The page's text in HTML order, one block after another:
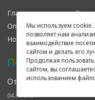
Мы используем cookie.
позволяет нам
взаимодействие
сайтом и делать его
Продолжая
сайтом, вы
использованием
Главная О нас
Оплата
Новости
Последние
Открылся клубный
04.09.2024